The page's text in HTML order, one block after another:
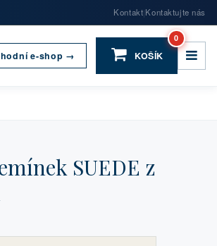
Kontakt|Kontaktujte nás
e-shop → KOŠÍK
0
SUEDE z